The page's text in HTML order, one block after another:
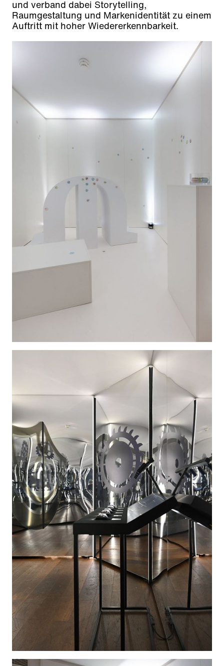
und verband dabei Storytelling,
Raumgestaltung und Markenidentität zu einem
Auftritt mit hoher Wiedererkennbarkeit.